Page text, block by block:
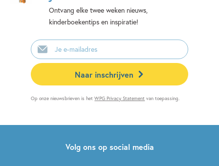
Ontvang elke twee weken nieuws,
kinderboekentips en inspiratie!
E-
mailadres
Naar inschrijven
Op onze nieuwsbrieven is hetWPG Privacy Statement van toepassing.
Volg ons op social media